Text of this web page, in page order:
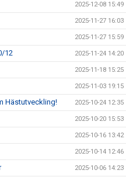
2025-12-08 15:49
2025-11-27 16:03
2025-11-27 15:59
12 2025-11-24 14:20
2025-11-18 15:25
2025-11-03 19:15
Hästutveckling! 2025-10-24 12:35
2025-10-20 15:53
2025-10-16 13:42
2025-10-14 12:46
2025-10-06 14:23